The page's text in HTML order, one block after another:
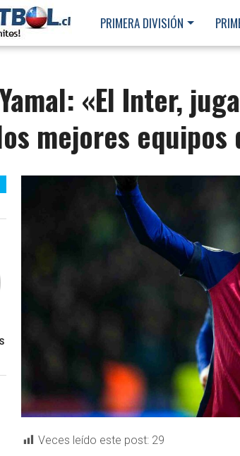
PRIMERA DIVISIÓN
«El Inter,
mejores equipos
Veces leído este post: 29